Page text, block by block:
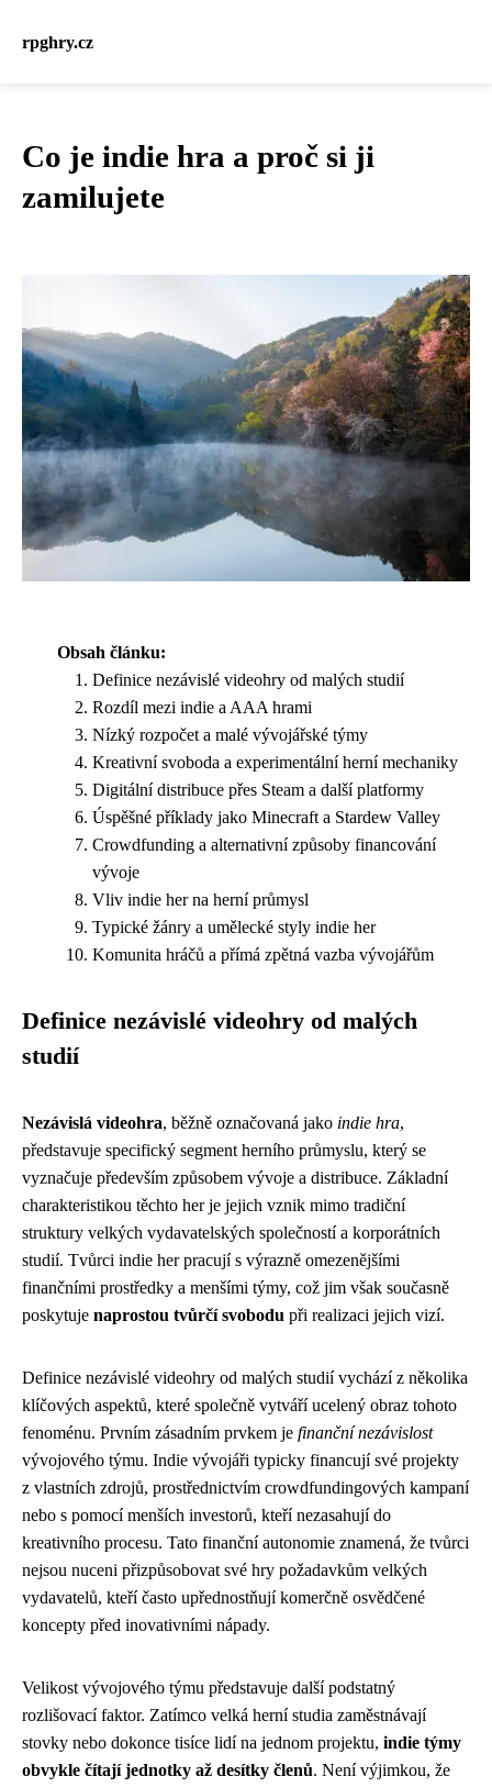
rpghry.cz
Co je indie hra a proč si ji
zamilujete
Obsah článku:
Definice nezávislé videohry od malých studií
Rozdíl mezi indie a AAA hrami
Nízký rozpočet a malé vývojářské týmy
Kreativní svoboda a experimentální herní mechaniky
Digitální distribuce přes Steam a další platformy
Úspěšné příklady jako Minecraft a Stardew Valley
Crowdfunding a alternativní způsoby financování
vývoje
Vliv indie her na herní průmysl
Typické žánry a umělecké styly indie her
Komunita hráčů a přímá zpětná vazba vývojářům
Definice nezávislé videohry od malých
studií
Nezávislá videohra, běžně označovaná jako indie hra,
představuje specifický segment herního průmyslu, který se
vyznačuje především způsobem vývoje a distribuce. Základní
charakteristikou těchto her je jejich vznik mimo tradiční
struktury velkých vydavatelských společností a korporátních
studií. Tvůrci indie her pracují s výrazně omezenějšími
finančními prostředky a menšími týmy, což jim však současně
poskytuje naprostou tvůrčí svobodu při realizaci jejich vizí.
Definice nezávislé videohry od malých studií vychází z několika
klíčových aspektů, které společně vytváří ucelený obraz tohoto
fenoménu. Prvním zásadním prvkem je finanční nezávislost
vývojového týmu. Indie vývojáři typicky financují své projekty
z vlastních zdrojů, prostřednictvím crowdfundingových kampaní
nebo s pomocí menších investorů, kteří nezasahují do
kreativního procesu. Tato finanční autonomie znamená, že tvůrci
nejsou nuceni přizpůsobovat své hry požadavkům velkých
vydavatelů, kteří často upřednostňují komerčně osvědčené
koncepty před inovativními nápady.
Velikost vývojového týmu představuje další podstatný
rozlišovací faktor. Zatímco velká herní studia zaměstnávají
stovky nebo dokonce tisíce lidí na jednom projektu, indie týmy
obvykle čítají jednotky až desítky členů. Není výjimkou, že